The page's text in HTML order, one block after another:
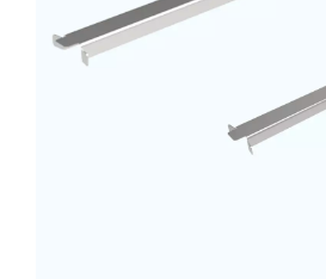
Contacto
Lista de Cotizar